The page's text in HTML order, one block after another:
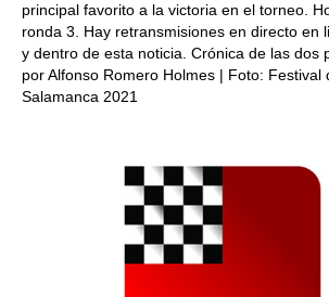
principal favorito a la victoria en el torneo.
ronda 3. Hay retransmisiones en directo en
y dentro de esta noticia. Crónica de las dos
por Alfonso Romero Holmes | Foto: Festival
Salamanca 2021